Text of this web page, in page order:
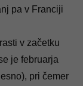
pa v Franciji
v začetku
je februarja
pri čemer